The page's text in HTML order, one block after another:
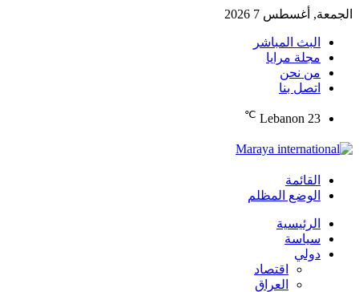
الجمعة, أغسطس 7 2026
البث المباشر
مجلة مرايا
من نحن
اتصل بنا
Lebanon 23
℃
القائمة
الوضع المظلم
الرئيسية
سياسة
دولي
اقتصاد
العراق